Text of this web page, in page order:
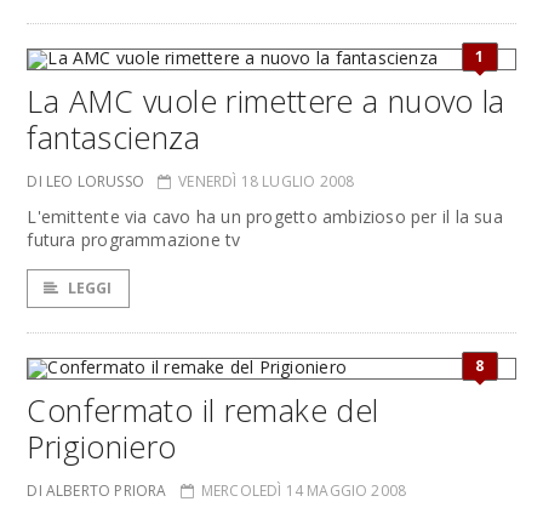
1
La AMC vuole rimettere a nuovo la
fantascienza
DI LEO LORUSSO VENERDÌ 18 LUGLIO 2008
L'emittente via cavo ha un progetto ambizioso per il la sua
futura programmazione tv
LEGGI
8
Confermato il remake del
Prigioniero
DI ALBERTO PRIORA MERCOLEDÌ 14 MAGGIO 2008